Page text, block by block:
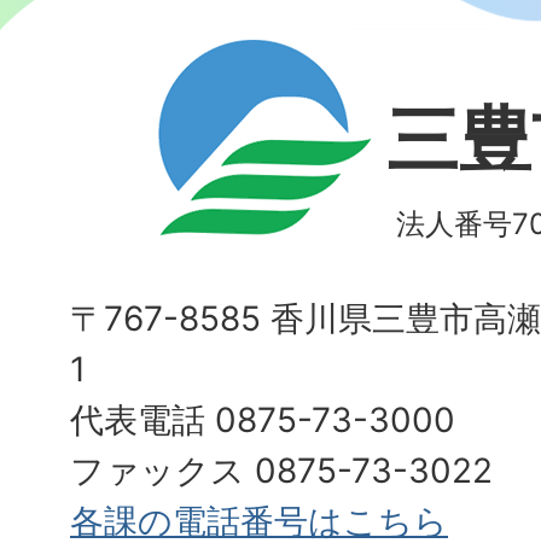
三
法人番号
〒767-8585 香川県三豊市高
1
代表電話 0875-73-3000
ファックス 0875-73-3022
各課の電話番号はこちら